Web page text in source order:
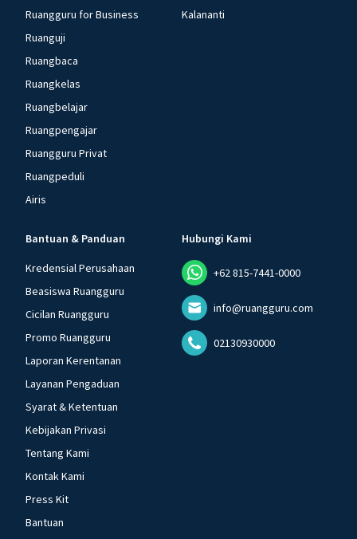
Ruangguru for Business
Ruanguji
Ruangbaca
Ruangkelas
Ruangbelajar
Ruangpengajar
Ruangguru Privat
Ruangpeduli
Airis
Kalananti
Bantuan & Panduan
Kredensial Perusahaan
Beasiswa Ruangguru
Cicilan Ruangguru
Promo Ruangguru
Laporan Kerentanan
Layanan Pengaduan
Syarat & Ketentuan
Kebijakan Privasi
Tentang Kami
Kontak Kami
Press Kit
Bantuan
Hubungi Kami
+62 815-7441-0000
info@ruangguru.com
02130930000